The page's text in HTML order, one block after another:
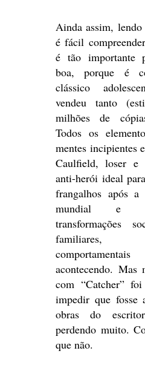
Ainda assim,
é fácil
é tão importante
boa, porque é
clássico
vendeu tanto
milhões de
Todos os
mentes incipientes
Caulfield, loser e
anti-herói ideal
frangalhos após a
mundial e
transformações
familiares,
acontecendo. Mas
com “Catcher”
impedir que fosse
obras do
perdendo muito.
que não.